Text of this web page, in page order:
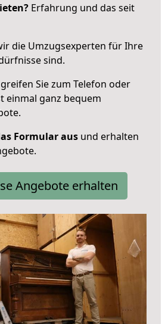
Erfahrung und das seit
die Umzugsexperten für Ihre
sind.
Sie zum Telefon oder
einmal ganz bequem
Formular aus und erhalten
Angebote erhalten